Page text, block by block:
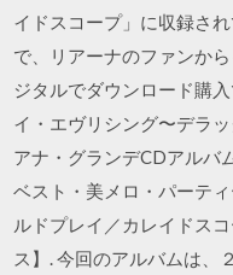
イドスコープ」に収録さ
で、リアーナのファンか
ジタルでダウンロード購
イ・エヴリシング〜デラ
アナ・グランデCDアルバ
ベスト・美メロ・パーテ
ルドプレイ／カレイドス
ス】. 今回のアルバムは、